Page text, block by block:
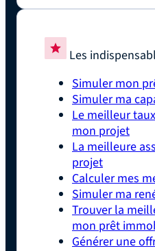
Les
Simuler mon
Simuler ma
Le meilleur
mon projet
La meilleure
projet
Calculer mes
Simuler ma
Trouver la
mon prêt
Générer une